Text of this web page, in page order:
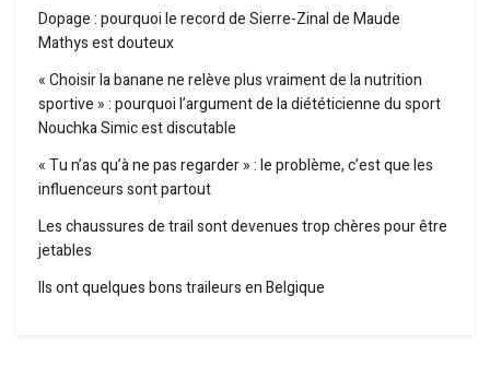
Dopage : pourquoi le record de Sierre-Zinal de Maude
Mathys est douteux
« Choisir la banane ne relève plus vraiment de la nutrition
sportive » : pourquoi l’argument de la diététicienne du sport
Nouchka Simic est discutable
« Tu n’as qu’à ne pas regarder » : le problème, c’est que les
influenceurs sont partout
Les chaussures de trail sont devenues trop chères pour être
jetables
Ils ont quelques bons traileurs en Belgique